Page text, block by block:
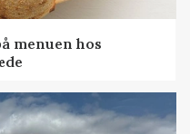
menuen hos